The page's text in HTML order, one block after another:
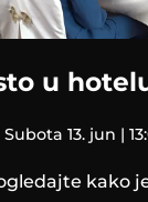
u
subota 13. jun |
kako